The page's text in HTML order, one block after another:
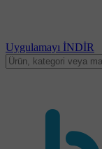
Uygulamayı İNDİR